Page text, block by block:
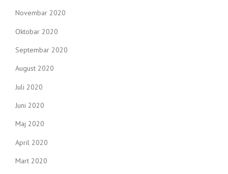
Novembar 2020
Oktobar 2020
Septembar 2020
August 2020
Juli 2020
Juni 2020
Maj 2020
April 2020
Mart 2020